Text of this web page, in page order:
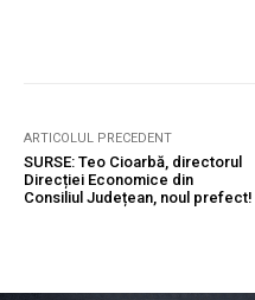
ARTICOLUL PRECEDENT
SURSE: Teo Cioarbă, directorul
Direcției Economice din
Consiliul Județean, noul prefect!